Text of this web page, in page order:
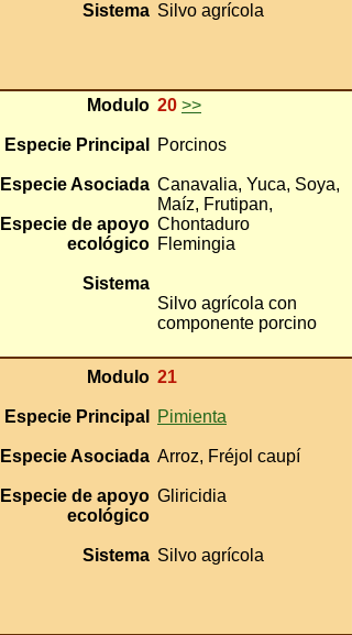
Sistema Silvo agrícola
Modulo
Especie Principal
Especie Asociada
Especie de apoyo
ecológico
Sistema
20 >>
Porcinos
Canavalia, Yuca, Soya,
Maíz, Frutipan,
Chontaduro
Flemingia
Silvo agrícola con
componente porcino
Modulo
Especie Principal
Especie Asociada
Especie de apoyo
ecológico
Sistema
21
Pimienta
Arroz, Fréjol caupí
Gliricidia
Silvo agrícola